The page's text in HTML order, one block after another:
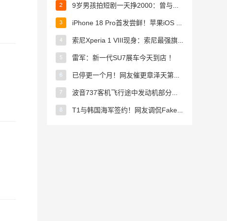
9岁男孩拍短剧一天挣2000：曾与多位明星合作 ！
iPhone 18 Pro首发尝鲜！苹果iOS 27迎来四项升级 ！
索尼Xperia 1 VIII现身：索尼最强旗舰来了 手机业务没凉 ！
雷军：新一代SU7展车今天到店 ！
已停更一个月！网友催更章泽天第二期播客：强烈推荐刘强东 ！
波音737客机飞行途中发动机部分脱落 飞行员紧急备降 ！
T1与韩国海军签约！网友调侃Faker成“李参谋”了?